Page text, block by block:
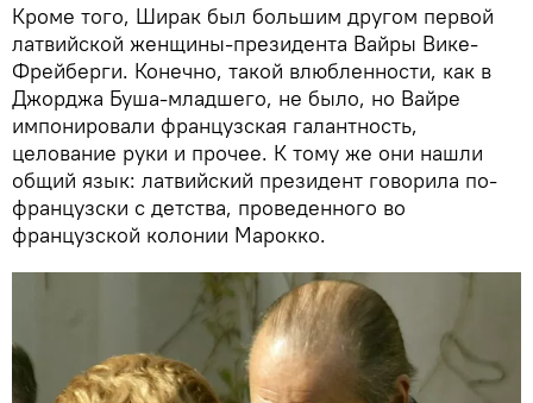
Кроме того, Ширак был большим другом первой
латвийской женщины-президента Вайры Вике-
Фрейберги. Конечно, такой влюбленности, как в
Джорджа Буша-младшего, не было, но Вайре
импонировали французская галантность,
целование руки и прочее. К тому же они нашли
общий язык: латвийский президент говорила по-
французски с детства, проведенного во
французской колонии Марокко.